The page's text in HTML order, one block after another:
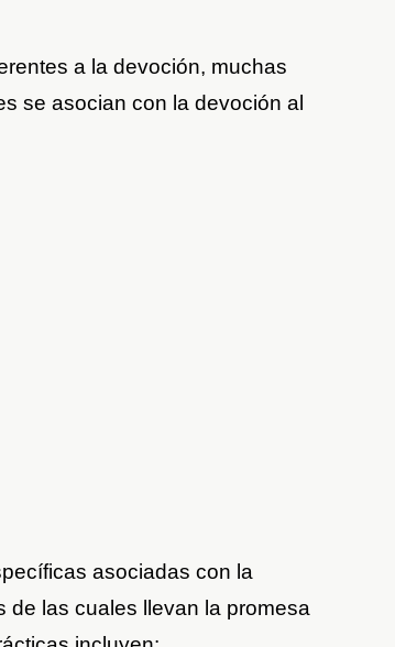
a la devoción, muchas
se asocian con la devoción al
asociadas con la
de las cuales llevan la promesa